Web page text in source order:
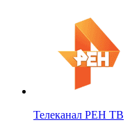
Телеканал РЕН ТВ